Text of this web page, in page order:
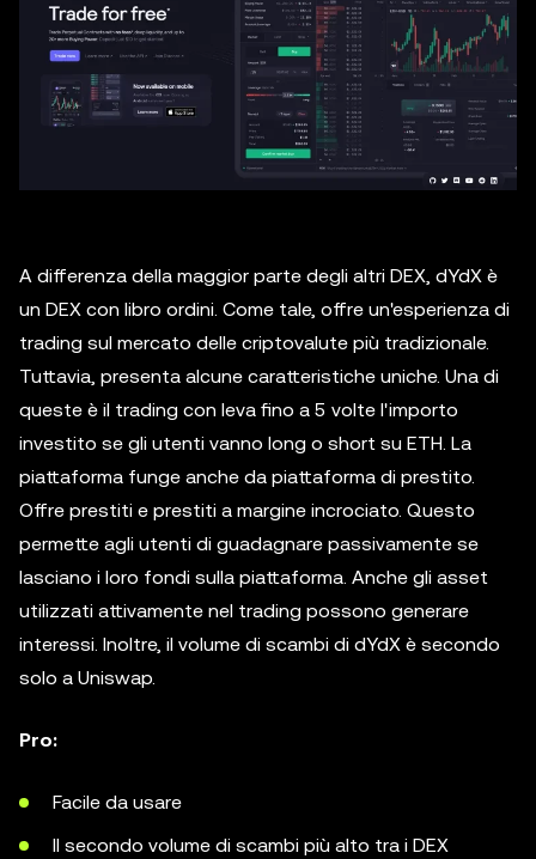
A differenza della maggior parte degli altri DEX, dYdX è
un DEX con libro ordini. Come tale, offre un'esperienza di
trading sul mercato delle criptovalute più tradizionale.
Tuttavia, presenta alcune caratteristiche uniche. Una di
queste è il trading con leva fino a 5 volte l'importo
investito se gli utenti vanno long o short su ETH. La
piattaforma funge anche da piattaforma di prestito.
Offre prestiti e prestiti a margine incrociato. Questo
permette agli utenti di guadagnare passivamente se
lasciano i loro fondi sulla piattaforma. Anche gli asset
utilizzati attivamente nel trading possono generare
interessi. Inoltre, il volume di scambi di dYdX è secondo
solo a Uniswap.
Pro:
Facile da usare
Il secondo volume di scambi più alto tra i DEX